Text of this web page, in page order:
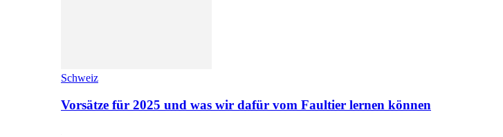
Schweiz
Vorsätze für 2025 und was wir dafür vom Faultier lernen können